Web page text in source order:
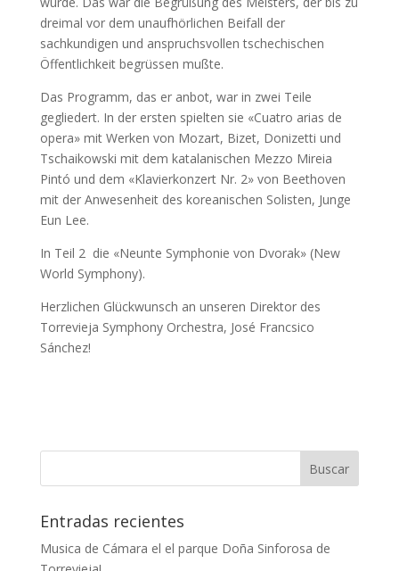
dreimal vor dem unaufhörlichen Beifall der
sachkundigen und anspruchsvollen tschechischen
Öffentlichkeit begrüssen mußte.
Das Programm, das er anbot, war in zwei Teile
gegliedert. In der ersten spielten sie «Cuatro arias de
opera» mit Werken von Mozart, Bizet, Donizetti und
Tschaikowski mit dem katalanischen Mezzo Mireia
Pintó und dem «Klavierkonzert Nr. 2» von Beethoven
mit der Anwesenheit des koreanischen Solisten, Junge
Eun Lee.
In Teil 2 die «Neunte Symphonie von Dvorak» (New
World Symphony).
Herzlichen Glückwunsch an unseren Direktor des
Torrevieja Symphony Orchestra, José Francsico
Sánchez!
Entradas recientes
Musica de Cámara el el parque Doña Sinforosa de